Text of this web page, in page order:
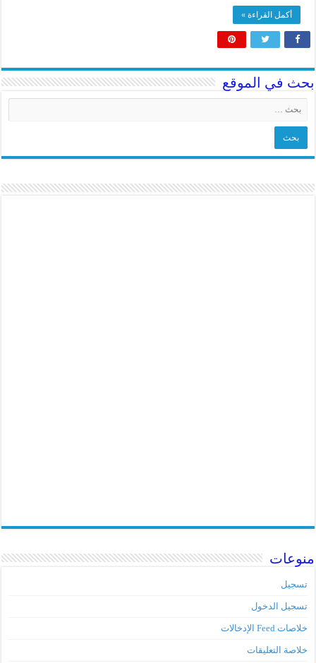
أكمل القراءة »
بحث في الموقع
منوعات
تسجيل
تسجيل الدخول
خلاصات Feed الإدخالات
خلاصة التعليقات